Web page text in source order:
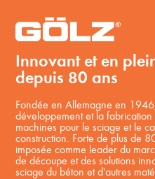
Innovant et en
depuis 80 ans
Fondée en Allemagne en
développement et la fabrication
machines pour le sciage et le
construction. Forte de plus de
imposée comme leader du
de découpe et des solutions
sciage du béton et d'autres